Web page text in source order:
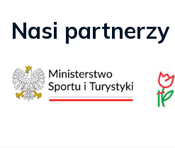
Nasi partnerzy